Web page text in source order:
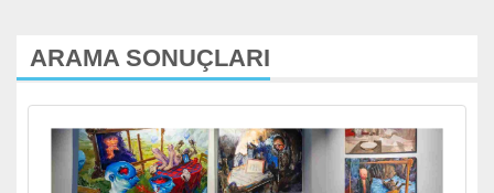
ARAMA SONUÇLARI